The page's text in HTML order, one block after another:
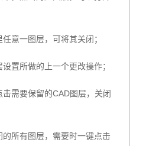
意一图层，可将其关闭；
设置所做的上一个更改操作；
需要保留的CAD图层，关闭
所有图层，需要时一键点击